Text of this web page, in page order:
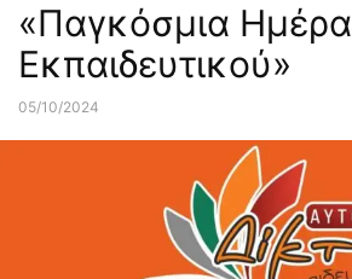
«Παγκόσμια Ημέρα
Εκπαιδευτικού»
05/10/2024